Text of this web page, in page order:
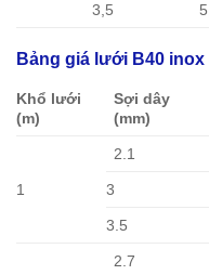
3,5
Bảng giá lưới B40
Khổ lưới
(m)
Sợi dây
(mm)
1
2.1
3
3.5
2.7